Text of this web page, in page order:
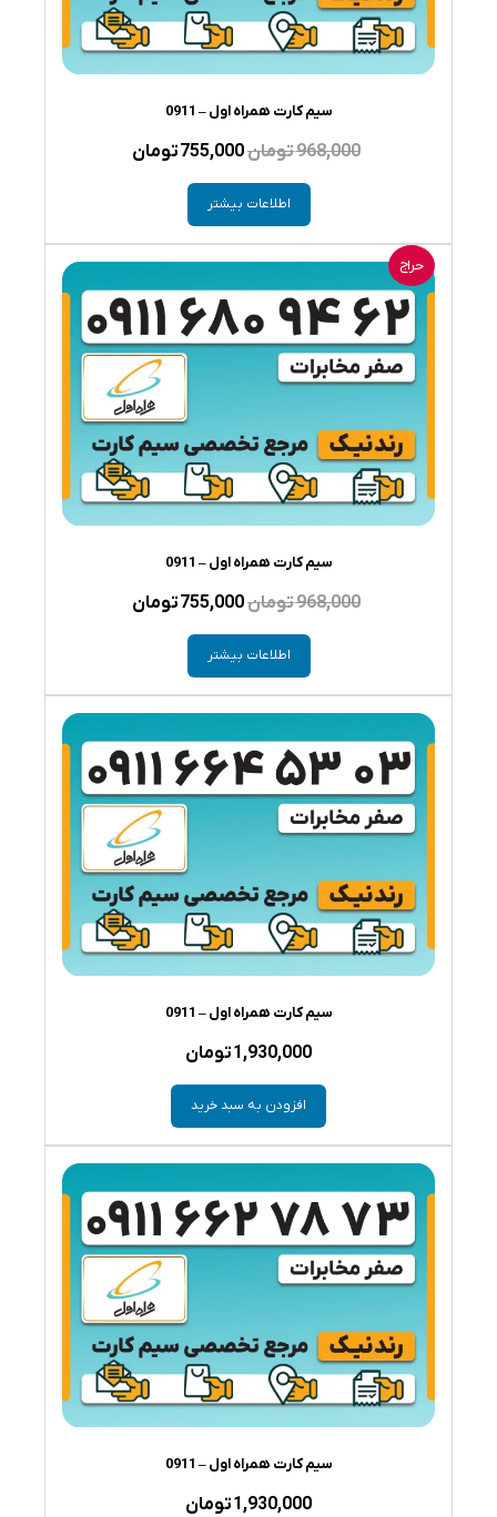
سیم کارت همراه اول – 0911
968,000تومانقیمت
اصلی
755,000تومان
اطلاعات بیشتر
حراج
سیم کارت همراه اول – 0911
968,000تومانقیمت
اصلی
بود.
755,000تومان
اطلاعات بیشتر
سیم کارت همراه اول – 0911
1,930,000تومان
افزودن به سبد خرید
سیم کارت همراه اول – 0911
1,930,000تومان